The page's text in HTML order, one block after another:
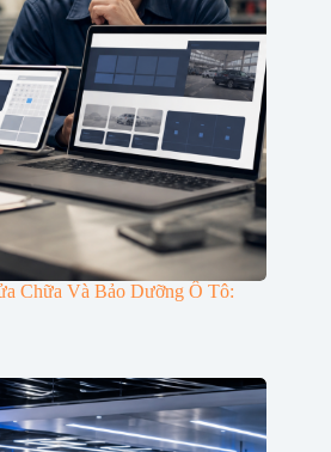
Chữa Và Bảo Dưỡng Ô Tô: